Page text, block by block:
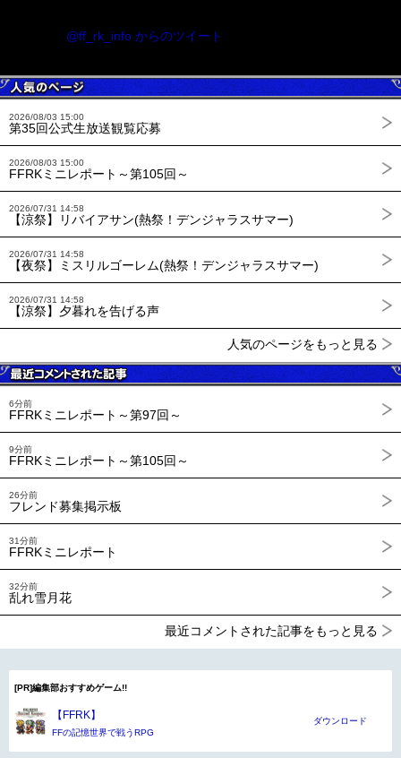
@ff_rk_info からのツイート
2026/08/03 15:00
第35回公式生放送観覧応募
2026/08/03 15:00
FFRKミニレポート～第105回～
2026/07/31 14:58
【涼祭】リバイアサン(熱祭！デンジャラスサマー)
2026/07/31 14:58
【夜祭】ミスリルゴーレム(熱祭！デンジャラスサマー)
2026/07/31 14:58
【涼祭】夕暮れを告げる声
人気のページをもっと見る
6分前
FFRKミニレポート～第97回～
9分前
FFRKミニレポート～第105回～
26分前
フレンド募集掲示板
31分前
FFRKミニレポート
32分前
乱れ雪月花
最近コメントされた記事をもっと見る
[PR]編集部おすすめゲーム!!
【FFRK】
FFの記憶世界で戦うRPG
ダウンロード